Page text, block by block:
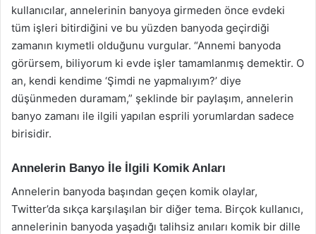
kullanıcılar, annelerinin banyoya girmeden önce evdeki
tüm işleri bitirdiğini ve bu yüzden banyoda geçirdiği
zamanın kıymetli olduğunu vurgular. “Annemi banyoda
görürsem, biliyorum ki evde işler tamamlanmış demektir. O
an, kendi kendime ‘Şimdi ne yapmalıyım?’ diye
düşünmeden duramam,” şeklinde bir paylaşım, annelerin
banyo zamanı ile ilgili yapılan esprili yorumlardan sadece
birisidir.
Annelerin Banyo İle İlgili Komik Anları
Annelerin banyoda başından geçen komik olaylar,
Twitter’da sıkça karşılaşılan bir diğer tema. Birçok kullanıcı,
annelerinin banyoda yaşadığı talihsiz anıları komik bir dille